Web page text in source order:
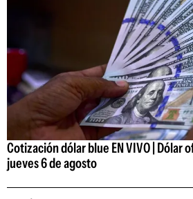
Cotización dólar blue EN VIVO | Dólar
jueves 6 de agosto